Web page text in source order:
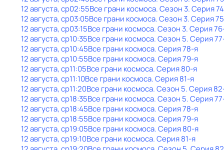
12 августа, ср02:55Все грани космоса. Сезон 3. Серия
12 августа, ср03:05Все грани космоса. Сезон 3. Серия
12 августа, ср03:15Все грани космоса. Сезон 3. Серия
12 августа, ср10:35Все грани космоса. Сезон 5. Серия
12 августа, ср10:45Все грани космоса. Серия 78-я
12 августа, ср10:55Все грани космоса. Серия 79-я
12 августа, ср11:05Все грани космоса. Серия 80-я
12 августа, ср11:10Все грани космоса. Серия 81-я
12 августа, ср11:20Все грани космоса. Сезон 5. Серия
12 августа, ср18:35Все грани космоса. Сезон 5. Серия
12 августа, ср18:45Все грани космоса. Серия 78-я
12 августа, ср18:55Все грани космоса. Серия 79-я
12 августа, ср19:05Все грани космоса. Серия 80-я
12 августа, ср19:10Все грани космоса. Серия 81-я